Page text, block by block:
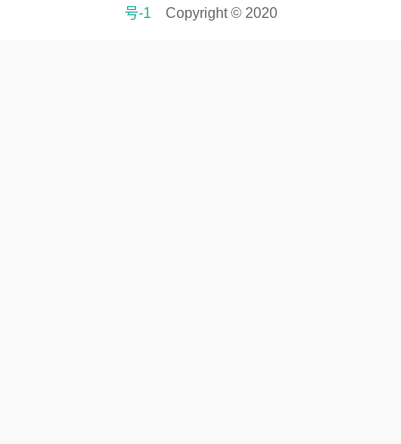
号-1 Copyright © 2020